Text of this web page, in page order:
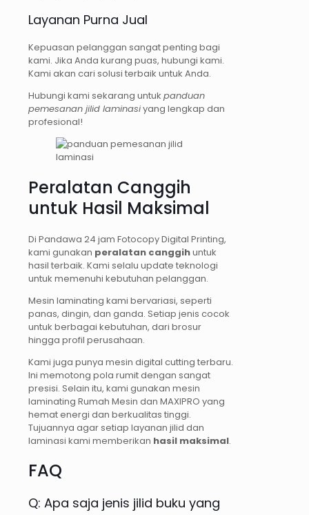
Layanan Purna Jual
Kepuasan pelanggan sangat penting bagi
kami. Jika Anda kurang puas, hubungi kami.
Kami akan cari solusi terbaik untuk Anda.
Hubungi kami sekarang untuk panduan
pemesanan jilid laminasiyang lengkap dan
profesional!
Peralatan Canggih
untuk Hasil Maksimal
Di Pandawa 24 jam Fotocopy Digital Printing,
kami gunakan peralatan canggihuntuk
hasil terbaik. Kami selalu update teknologi
untuk memenuhi kebutuhan pelanggan.
Mesin laminating kami bervariasi, seperti
panas, dingin, dan ganda. Setiap jenis cocok
untuk berbagai kebutuhan, dari brosur
hingga profil perusahaan.
Kami juga punya mesin digital cutting terbaru.
Ini memotong pola rumit dengan sangat
presisi. Selain itu, kami gunakan mesin
laminating Rumah Mesin dan MAXIPRO yang
hemat energi dan berkualitas tinggi.
Tujuannya agar setiap layanan jilid dan
laminasi kami memberikan hasil maksimal.
FAQ
Q: Apa saja jenis jilid buku yang